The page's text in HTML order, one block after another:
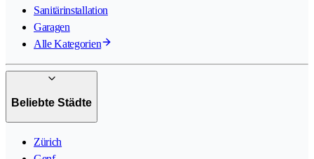
Sanitärinstallation
Garagen
Alle Kategorien
Beliebte Städte
Zürich